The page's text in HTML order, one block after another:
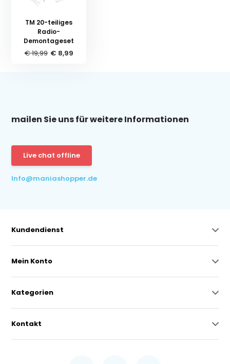
TM 20-teiliges
Radio-
Demontageset
€ 19,99 € 8,99
mailen Sie uns für weitere Informationen
Live chat offline
Info@maniashopper.de
Kundendienst
Mein Konto
Kategorien
Kontakt